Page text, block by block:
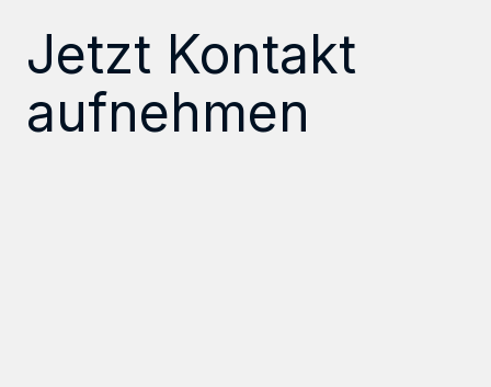
Jetzt Kontakt
aufnehmen